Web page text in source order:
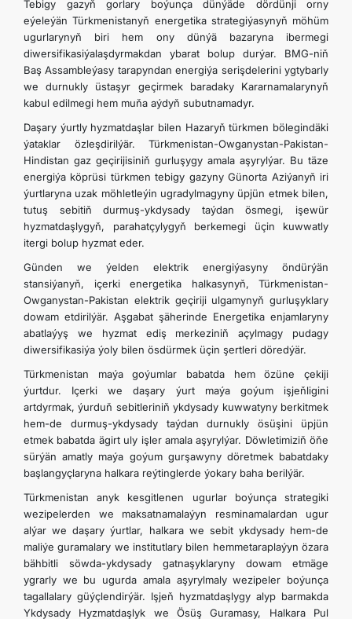
Tebigy gazyň gorlary boýunça dünýäde dördünji orny
eýeleýän Türkmenistanyň energetika strategiýasynyň möhüm
ugurlarynyň biri hem ony dünýä bazaryna ibermegi
diwersifikasiýalaşdyrmakdan ybarat bolup durýar. BMG-niň
Baş Assambleýasy tarapyndan energiýa serişdelerini ygtybarly
we durnukly üstaşyr geçirmek baradaky Kararnamalarynyň
kabul edilmegi hem muňa aýdyň subutnamadyr.
Daşary ýurtly hyzmatdaşlar bilen Hazaryň türkmen bölegindäki
ýataklar özleşdirilýär. Türkmenistan-Owganystan-Pakistan-
Hindistan gaz geçirijisiniň gurluşygy amala aşyrylýar. Bu täze
energiýa köprüsi türkmen tebigy gazyny Günorta Aziýanyň iri
ýurtlaryna uzak möhletleýin ugradylmagyny üpjün etmek bilen,
tutuş sebitiň durmuş-ykdysady taýdan ösmegi, işewür
hyzmatdaşlygyň, parahatçylygyň berkemegi üçin kuwwatly
itergi bolup hyzmat eder.
Günden we ýelden elektrik energiýasyny öndürýän
stansiýanyň, içerki energetika halkasynyň, Türkmenistan-
Owganystan-Pakistan elektrik geçiriji ulgamynyň gurluşyklary
dowam etdirilýär. Aşgabat şäherinde Energetika enjamlaryny
abatlaýyş we hyzmat ediş merkeziniň açylmagy pudagy
diwersifikasiýa ýoly bilen ösdürmek üçin şertleri döredýär.
Türkmenistan maýa goýumlar babatda hem özüne çekiji
ýurtdur. Içerki we daşary ýurt maýa goýum işjeň­ligini
artdyrmak, ýurduň sebitleriniň ykdysady kuwwatyny berkitmek
hem-de durmuş-ykdysady taýdan durnukly ösüşini üpjün
etmek babatda ägirt uly işler amala aşyrylýar. Döwletimiziň öňe
sürýän amatly maýa goýum gurşawyny döretmek babatdaky
başlangyçlaryna halkara reýtinglerde ýokary baha berilýär.
Türkmenistan anyk kesgitlenen ugurlar boýunça strategiki
wezipelerden we maksatnamalaýyn resminamalardan ugur
alýar we daşary ýurtlar, halkara we sebit ykdysady hem-de
maliýe guramalary we institutlary bilen hemmetaraplaýyn özara
bähbitli söwda-ykdysady gatnaşyklaryny dowam etmäge
ygrarly we bu ugurda amala aşyrylmaly wezipeler boýunça
tagallalary güýçlendirýär. Işjeň hyzmatdaşlygy alyp barmakda
Ykdysady Hyzmatdaşlyk we Ösüş Guramasy, Halkara Pul